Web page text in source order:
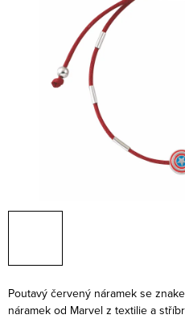
Poutavý červený náramek se
náramek od Marvel z textilie a